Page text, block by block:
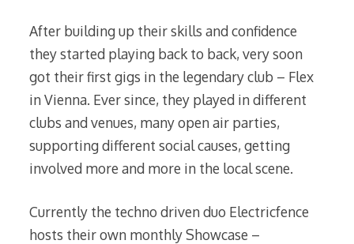
After building up their skills and confidence
they started playing back to back, very soon
got their first gigs in the legendary club – Flex
in Vienna. Ever since, they played in different
clubs and venues, many open air parties,
supporting different social causes, getting
involved more and more in the local scene.
Currently the techno driven duo Electricfence
hosts their own monthly Showcase –